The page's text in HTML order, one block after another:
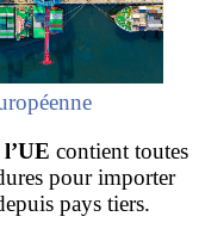
contient toutes
pour importer
pays tiers.